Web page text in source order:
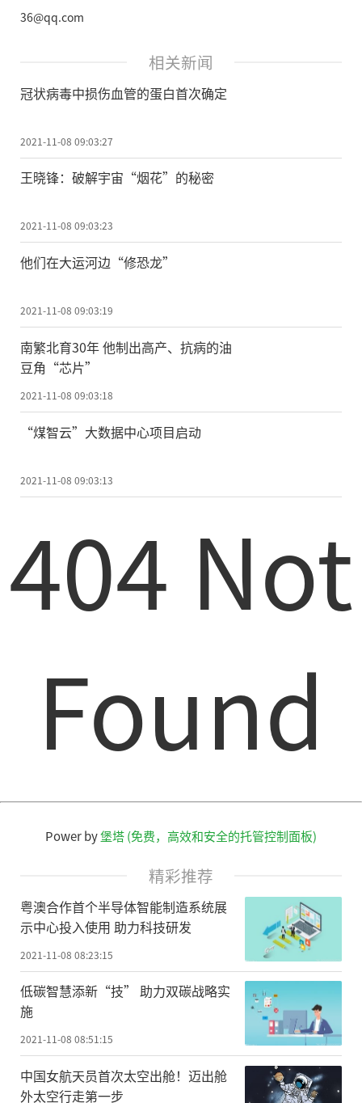
36@qq.com
相关新闻
冠状病毒中损伤血管的蛋白首次确定
2021-11-08 09:03:27
王晓锋：破解宇宙“烟花”的秘密
2021-11-08 09:03:23
他们在大运河边“修恐龙”
2021-11-08 09:03:19
南繁北育30年 他制出高产、抗病的油
豆角“芯片”
2021-11-08 09:03:18
“煤智云”大数据中心项目启动
2021-11-08 09:03:13
404 Not
Found
Power by堡塔 (免费，高效和安全的托管控制面板)
精彩推荐
粤澳合作首个半导体智能制造系统展
示中心投入使用 助力科技研发
2021-11-08 08:23:15
低碳智慧添新“技” 助力双碳战略实
施
2021-11-08 08:51:15
中国女航天员首次太空出舱！迈出舱
外太空行走第一步